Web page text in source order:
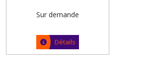
Sur demande
Détails